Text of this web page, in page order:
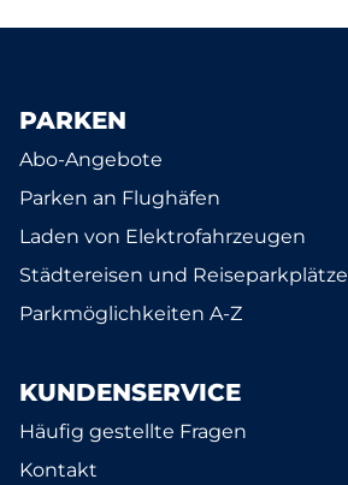
PARKEN
Abo-Angebote
Parken an Flughäfen
Laden von Elektrofahrzeugen
Städtereisen und Reiseparkplätze
Parkmöglichkeiten A-Z
KUNDENSERVICE
Häufig gestellte Fragen
Kontakt